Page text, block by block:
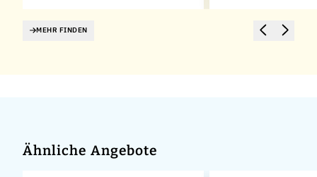
MEHR FINDEN
Ähnliche Angebote